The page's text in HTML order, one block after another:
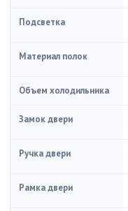
Подсветка
Материал полок
Объем холодильника
Замок двери
Ручка двери
Рамка двери